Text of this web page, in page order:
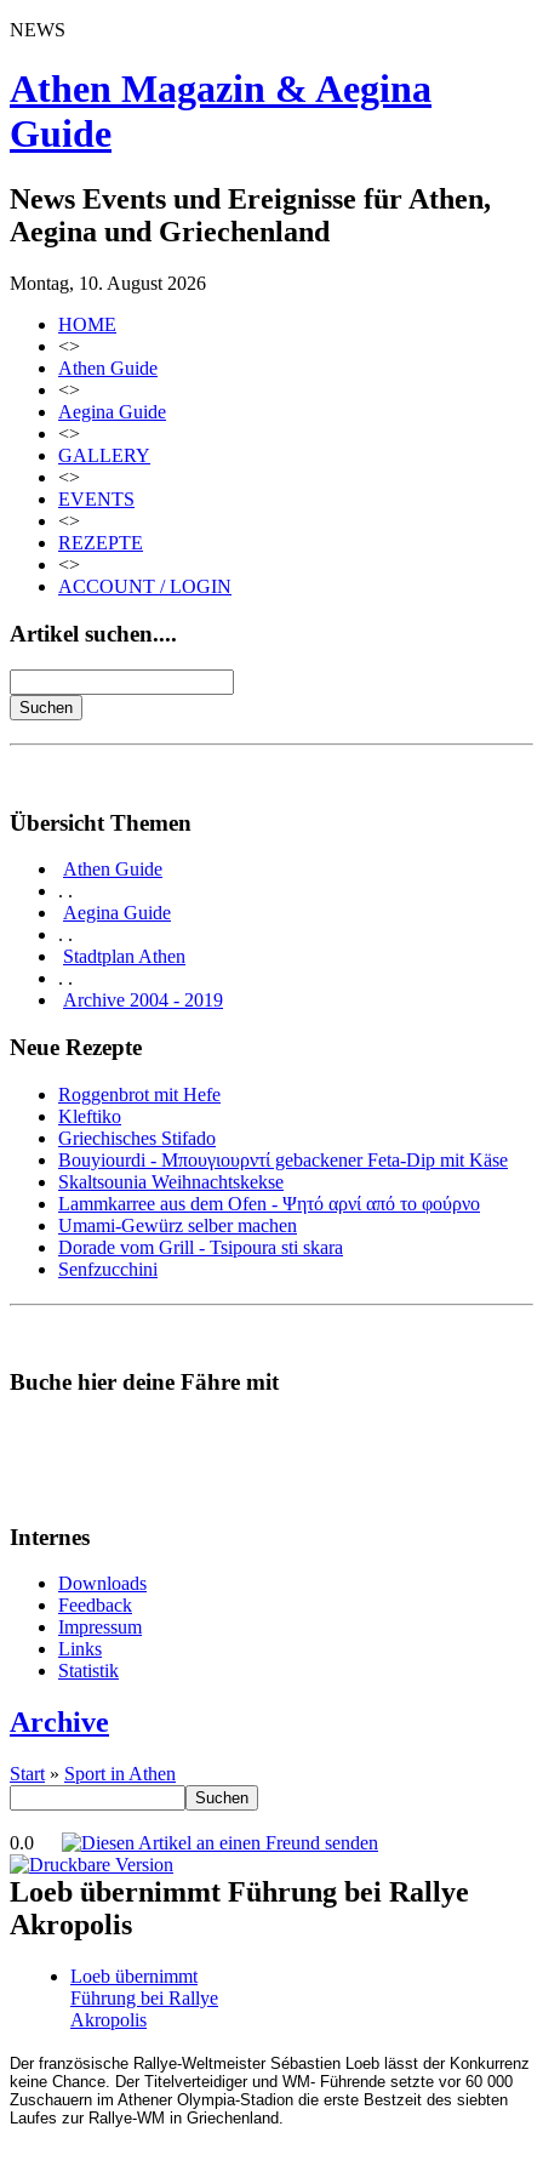
NEWS
Athen Magazin & Aegina
Guide
News Events und Ereignisse für Athen,
Aegina und Griechenland
Montag, 10. August 2026
HOME
<>
Athen Guide
<>
Aegina Guide
<>
GALLERY
<>
EVENTS
<>
REZEPTE
<>
ACCOUNT / LOGIN
Artikel suchen....
Übersicht Themen
Athen Guide
. .
Aegina Guide
. .
Stadtplan Athen
. .
Archive 2004 - 2019
Neue Rezepte
Roggenbrot mit Hefe
Kleftiko
Griechisches Stifado
Bouyiourdi - Μπουγιουρντί gebackener Feta-Dip mit Käse
Skaltsounia Weihnachtskekse
Lammkarree aus dem Ofen - Ψητό αρνί από το φούρνο
Umami-Gewürz selber machen
Dorade vom Grill - Tsipoura sti skara
Senfzucchini
Buche hier deine Fähre mit
Internes
Downloads
Feedback
Impressum
Links
Statistik
Archive
Start » Sport in Athen
0.0
Loeb übernimmt Führung bei Rallye
Akropolis
Loeb übernimmt
Führung bei Rallye
Akropolis
Der französische Rallye-Weltmeister Sébastien Loeb lässt der Konkurrenz
keine Chance. Der Titelverteidiger und WM- Führende setzte vor 60 000
Zuschauern im Athener Olympia-Stadion die erste Bestzeit des siebten
Laufes zur Rallye-WM in Griechenland.